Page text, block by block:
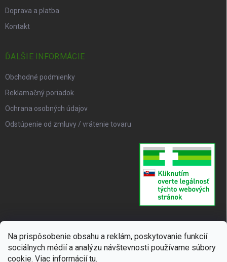
Na prispôsobenie obsahu a reklám, poskytovanie funkcií
sociálnych médií a analýzu návštevnosti používame súbory
cookie. Viac informáciítu.
Doprava a platba
Kontakt
ĎALŠIE INFORMÁCIE
Obchodné podmienky
Reklamačný poriadok
Ochrana osobných údajov
Odstúpenie od zmluvy / vrátenie tovaru